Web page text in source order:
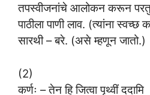
तपस्वीजनांचे आलोकन करून
पाठीला पाणी लाव. (त्यांना स्वच्छ
सारथी – बरे. (असे म्हणून जातो.)
(2)
कर्णः – तेन हि जित्वा पृथ्वीं ददामि